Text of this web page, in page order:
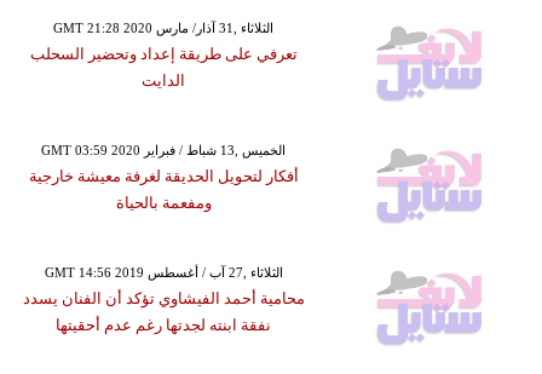
GMT 21:28 2020 الثلاثاء ,31 آذار/ مارس
تعرفي على طريقة إعداد وتحضير السحلب
الدايت
GMT 03:59 2020 الخميس ,13 شباط / فبراير
أفكار لتحويل الحديقة لغرفة معيشة خارجية
ومفعمة بالحياة
GMT 14:56 2019 الثلاثاء ,27 آب / أغسطس
محامية أحمد الفيشاوي تؤكد أن الفنان يسدد
نفقة ابنته لجدتها رغم عدم أحقيتها